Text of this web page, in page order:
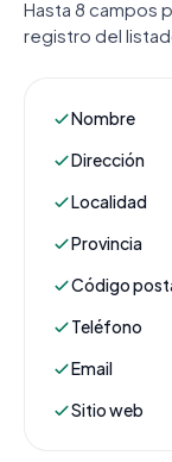
Hasta 8 campos
registro del
Nombre
Dirección
Localidad
Provincia
Código
Teléfono
Email
Sitio web